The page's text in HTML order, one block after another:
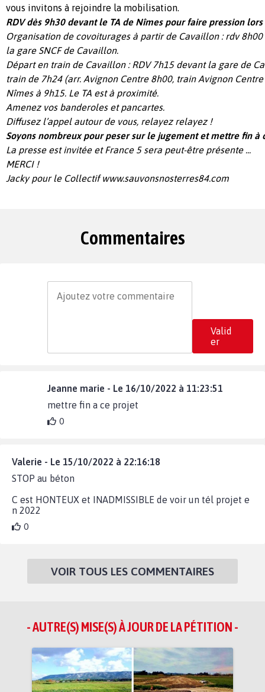
vous invitons à rejoindre la mobilisation.
RDV dès 9h30 devant le TA de Nîmes pour faire pression
Organisation de covoiturages à partir de Cavaillon : rdv
la gare SNCF de Cavaillon.
Départ en train de Cavaillon : RDV 7h15 devant la gare de
train de 7h24 (arr. Avignon Centre 8h00, train Avignon
Nîmes à 9h15. Le TA est à proximité.
Amenez vos banderoles et pancartes.
Diffusez l’appel autour de vous, relayez relayez !
Soyons nombreux pour peser sur le jugement et mettre fin à
La presse est invitée et France 5 sera peut-être présente ...
MERCI !
Jacky pour le Collectifwww.sauvonsnosterres84.com
Commentaires
Valid
er
Jeanne marie - Le 16/10/2022 à 11:23:51
mettre fin a ce projet
0
Valerie - Le 15/10/2022 à 22:16:18
STOP au béton
C est HONTEUX et INADMISSIBLE de voir un tél projet e
n 2022
0
VOIR TOUS LES COMMENTAIRES
- AUTRE(S) MISE(S) À JOUR DE LA PÉTITION -